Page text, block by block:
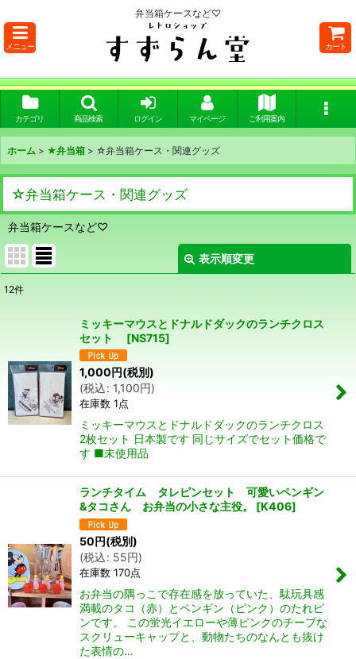
弁当箱ケースなど♡
メニュー カート
カテゴリ 商品検索 ログイン マイページ ご利用案内
ホーム > ★弁当箱 > ☆弁当箱ケース・関連グッズ
☆弁当箱ケース・関連グッズ
弁当箱ケースなど♡
表示順変更
並び順:
絞り込む
12件
ミッキーマウスとドナルドダックのランチクロス
セット
[NS715]
1,000 円(税別)
(税込: 1,100円)
在庫数 1点
ミッキーマウスとドナルドダックのランチクロス
2枚セット 日本製です 同じサイズでセット価格で
す ■未使用品
ランチタイム タレピンセット 可愛いペンギン
&タコさん お弁当の小さな主役。
[K406]
50円(税別)
(税込: 55円)
在庫数 170点
お弁当の隅っこで存在感を放っていた、駄玩具感
満載のタコ（赤）とペンギン（ピンク）のたれピ
ンです。 この蛍光イエローや薄ピンクのチープな
スクリューキャップと、動物たちのなんとも抜け
た表情の…